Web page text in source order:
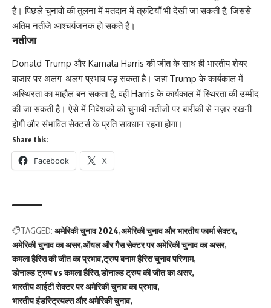
है। पिछले चुनावों की तुलना में मतदान में त्रुटियाँ भी देखी जा सकती हैं, जिससे
अंतिम नतीजे आश्चर्यजनक हो सकते हैं।
नतीजा
Donald Trump और Kamala Harris की जीत के साथ ही भारतीय शेयर
बाजार पर अलग-अलग प्रभाव पड़ सकता है। जहां Trump के कार्यकाल में
अस्थिरता का माहौल बन सकता है, वहीं Harris के कार्यकाल में स्थिरता की उम्मीद
की जा सकती है। ऐसे में निवेशकों को चुनावी नतीजों पर बारीकी से नज़र रखनी
होगी और संभावित सेक्टर्स के प्रति सावधान रहना होगा।
Share this:
Facebook X
TAGGED: अमेरिकी चुनाव 2024 अमेरिकी चुनाव और भारतीय फार्मा सेक्टर
अमेरिकी चुनाव का असर ऑयल और गैस सेक्टर पर अमेरिकी चुनाव का असर
कमला हैरिस की जीत का प्रभाव ट्रम्प बनाम हैरिस चुनाव परिणाम
डोनाल्ड ट्रम्प vs कमला हैरिस डोनाल्ड ट्रम्प की जीत का असर
भारतीय आईटी सेक्टर पर अमेरिकी चुनाव का प्रभाव
भारतीय इंडस्ट्रियल्स और अमेरिकी चुनाव